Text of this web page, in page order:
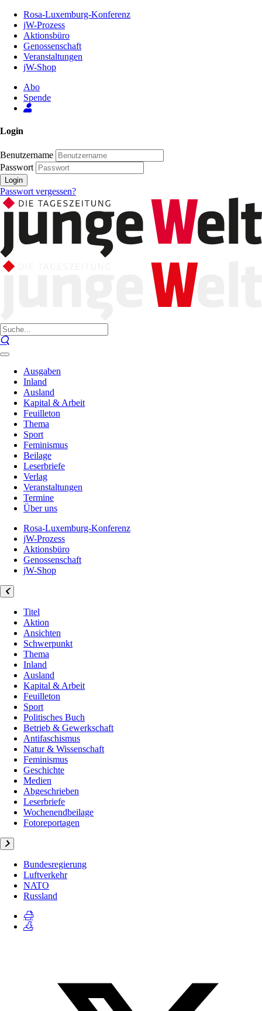
Inhalt
Seite
Rosa-Luxemburg-Konferenz
jW-Prozess
Aktionsbüro
Genossenschaft
Veranstaltungen
jW-Shop
Abo
Spende
Login
Benutzername
Passwort
Login
Passwort vergessen?
Ausgaben
Inland
Ausland
Kapital & Arbeit
Feuilleton
Thema
Sport
Feminismus
Beilage
Leserbriefe
Verlag
Veranstaltungen
Termine
Über uns
Rosa-Luxemburg-Konferenz
jW-Prozess
Aktionsbüro
Genossenschaft
jW-Shop
Titel
Aktion
Ansichten
Schwerpunkt
Thema
Inland
Ausland
Kapital & Arbeit
Feuilleton
Sport
Politisches Buch
Betrieb & Gewerkschaft
Antifaschismus
Natur & Wissenschaft
Feminismus
Geschichte
Medien
Abgeschrieben
Leserbriefe
Wochenendbeilage
Fotoreportagen
Bundesregierung
Luftverkehr
NATO
Russland